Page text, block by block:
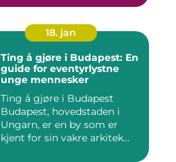
18. jan
Ting å gjøre i Budapest: En
guide for eventyrlystne
unge mennesker
Ting å gjøre i Budapest
Budapest, hovedstaden i
Ungarn, er en by som er
kjent for sin vakre arkitek...